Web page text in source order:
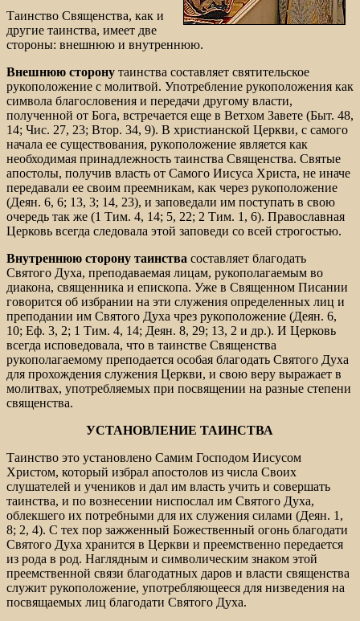
Таинство Священства, как и
другие таинства, имеет две
стороны: внешнюю и внутреннюю.
Внешнюю сторону таинства составляет святительское
рукоположение с молитвой. Употребление рукоположения как
символа благословения и передачи другому власти,
полученной от Бога, встречается еще в Ветхом Завете (Быт. 48,
14; Чис. 27, 23; Втор. 34, 9). В христианской Церкви, с самого
начала ее существования, рукоположение является как
необходимая принадлежность таинства Священства. Святые
апостолы, получив власть от Самого Иисуса Христа, не иначе
передавали ее своим преемникам, как через рукоположение
(Деян. 6, 6; 13, 3; 14, 23), и заповедали им поступать в свою
очередь так же (1 Тим. 4, 14; 5, 22; 2 Тим. 1, 6). Православная
Церковь всегда следовала этой заповеди со всей строгостью.
Внутреннюю сторону таинства составляет благодать
Святого Духа, преподаваемая лицам, рукополагаемым во
диакона, священника и епископа. Уже в Священном Писании
говорится об избрании на эти служения определенных лиц и
преподании им Святого Духа чрез рукоположение (Деян. 6,
10; Еф. 3, 2; 1 Тим. 4, 14; Деян. 8, 29; 13, 2 и др.). И Церковь
всегда исповедовала, что в таинстве Священства
рукополагаемому преподается особая благодать Святого Духа
для прохождения служения Церкви, и свою веру выражает в
молитвах, употребляемых при посвящении на разные степени
священства.
УСТАНОВЛЕНИЕ ТАИНСТВА
Таинство это установлено Самим Господом Иисусом
Христом, который избрал апостолов из числа Своих
слушателей и учеников и дал им власть учить и совершать
таинства, и по вознесении ниспослал им Святого Духа,
облекшего их потребными для их служения силами (Деян. 1,
8; 2, 4). С тех пор зажженный Божественный огонь благодати
Святого Духа хранится в Церкви и преемственно передается
из рода в род. Наглядным и символическим знаком этой
преемственной связи благодатных даров и власти священства
служит рукоположение, употребляющееся для низведения на
посвящаемых лиц благодати Святого Духа.